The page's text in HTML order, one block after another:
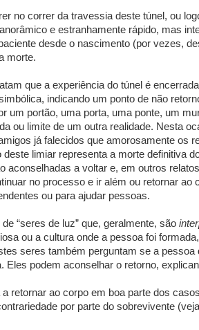
no correr da travessia deste túnel, ou
e estranhamente rápido, mas
desde o nascimento (por vezes,
morte.
que a experiência do túnel é
indicando um ponto de não
um portão, uma porta, uma ponte, um
ou limite de um outra realidade. Nesta
já falecidos que amorosamente os
deste limiar representa a morte definitiva
aconselhadas a voltar e, em outros
no processo e ir além ou retornar ao
ou para ajudar pessoas.
“seres de luz” que, geralmente, são
ou a cultura onde a pessoa foi
seres também perguntam se a pessoa
Eles podem aconselhar o retorno,
a retornar ao corpo em boa parte dos
por parte do sobrevivente